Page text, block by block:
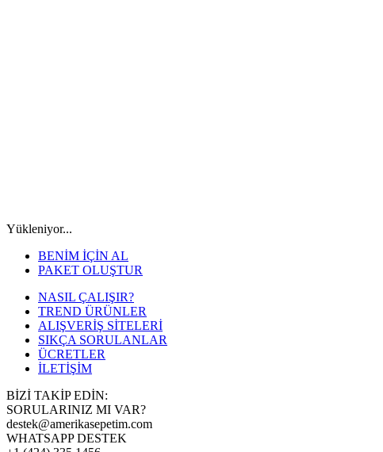
Yükleniyor...
BENİM İÇİN AL
PAKET OLUŞTUR
NASIL ÇALIŞIR?
TREND ÜRÜNLER
ALIŞVERİŞ SİTELERİ
SIKÇA SORULANLAR
ÜCRETLER
İLETİŞİM
BİZİ TAKİP EDİN:
SORULARINIZ MI VAR?
destek@amerikasepetim.com
WHATSAPP DESTEK